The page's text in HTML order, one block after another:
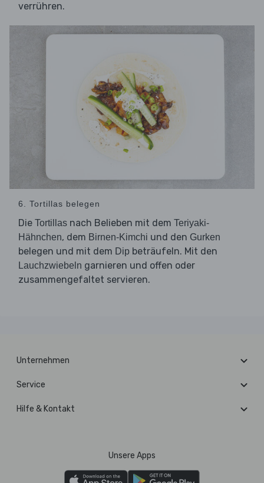
verrühren.
6. Tortillas belegen
Die Tortillas nach Belieben mit dem Teriyaki-
Hähnchen, dem Birnen-Kimchi und den Gurken
belegen und mit dem Dip beträufeln. Mit den
Lauchzwiebeln garnieren und offen oder
zusammengefaltet servieren.
Unternehmen
Service
Hilfe & Kontakt
Unsere Apps